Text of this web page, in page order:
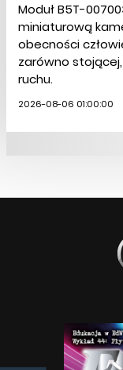
Moduł B5T-
miniaturową
obecności
zarówno
ruchu.
2026-08-06 01:00:00